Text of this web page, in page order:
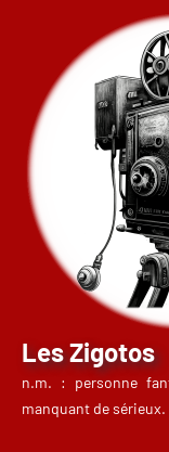
contenu
Les Zigotos
n.m. : personne
manquant de sérieux.